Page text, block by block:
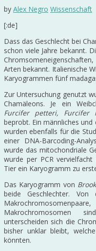
by Alex Negro Wissenschaft
[:de]
Dass das Geschlecht bei
schon viele Jahre bekannt.
Arten bekannt. Italienische
Karyogrammen fünf
Zur Untersuchung genutzt
Chamäleons. Je ein
Furcifer petteri,
beprobt. Ein männliches und
wurden ebenfalls für die
einer DNA-Barcoding-
wurde das mitochondriale
wurde per PCR
Tier ein Karyogramm zu
Das Karyogramm von
beide Geschlechter.
Makrochromosomen
unterscheiden sich die
bisher unklar bleibt,
könnten.